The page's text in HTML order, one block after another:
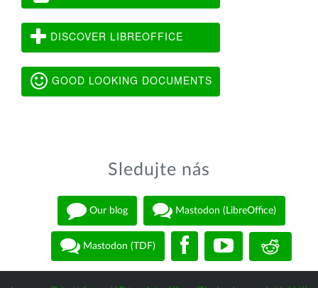
DISCOVER LIBREOFFICE
GOOD LOOKING DOCUMENTS
Sledujte nás
Our blog Mastodon (LibreOffice)
Mastodon (TDF)